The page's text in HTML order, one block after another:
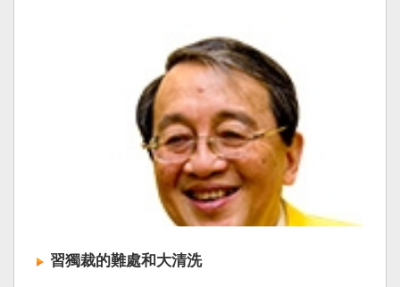
習獨裁的難處和大清洗